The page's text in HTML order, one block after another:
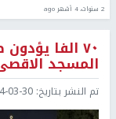
2 سنوات، 4 أشهر ago
٧٠ الفا
المسجد
تم النشر بتاريخ: 30 21:46